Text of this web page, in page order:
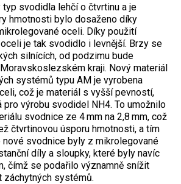
typ svodidla lehčí o čtvrtinu a je
hmotnosti bylo dosaženo díky
oceli. Díky použití
je tak svodidlo i levnější. Brzy se
silnících, od podzimu bude
kraji. Nový materiál
systémů typu AM je vyrobena
což je materiál s vyšší pevností,
pro výrobu svodidel NH4. To umožnilo
svodnice ze 4 mm na 2,8 mm, což
čtvrtinovou úsporu hmotnosti, a tím
nové svodnice byly z mikrolegované
díly a sloupky, které byly navíc
čímž se podařilo významně snížit
záchytných systémů.